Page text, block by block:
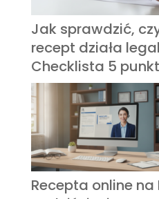
Jak sprawdzić,
recept działa
Checklista 5
Recepta online